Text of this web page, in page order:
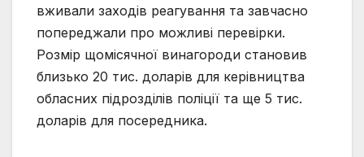
вживали заходів реагування та завчасно
попереджали про можливі перевірки.
Розмір щомісячної винагороди становив
близько 20 тис. доларів для керівництва
обласних підрозділів поліції та ще 5 тис.
доларів для посередника.